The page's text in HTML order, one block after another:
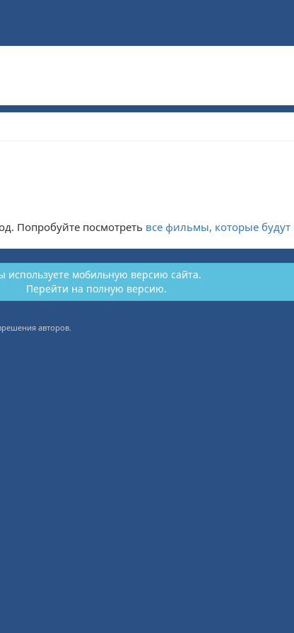
Попробуйте посмотреть все фильмы, которые
используете мобильную версию сайта.
Перейти на полную версию.
авторов.